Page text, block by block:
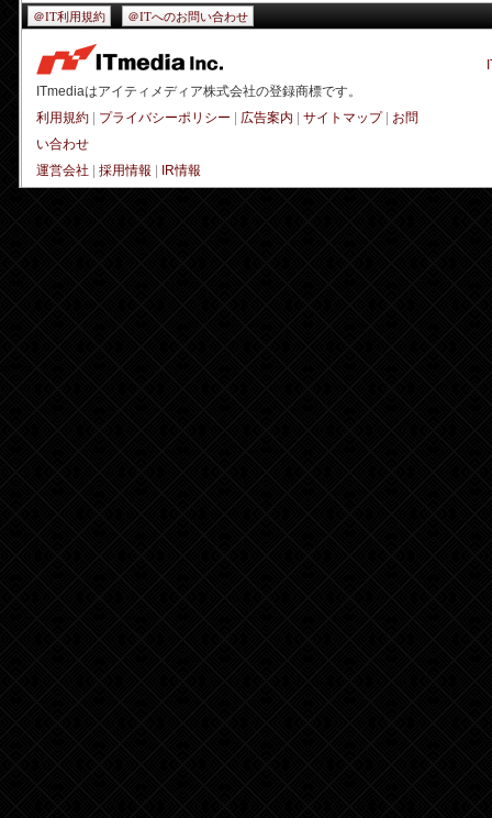
＠IT利用規約 ＠ITへのお問い合わせ
ITmediaはアイティメディア株式会社の登録商標です。
利用規約
プライバシーポリシー 広告案内 サイトマップ| お問
い合わせ
運営会社
採用情報 IR情報